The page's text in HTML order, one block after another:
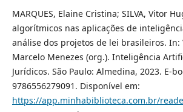
MARQUES, Elaine Cristina; SILVA, Vitor
algorítmicos nas aplicações de
análise dos projetos de lei brasileiros. In:
Marcelo Menezes (org.). Inteligência
Jurídicos. São Paulo: Almedina, 2023. E-
9786556279091. Disponível em:
https://app.minhabiblioteca.com.br/